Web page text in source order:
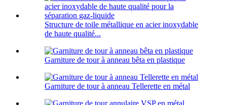
Structure de toile métallique en acier inoxydable
de haute qualité...
Garniture de tour à anneau bêta en plastique
Garniture de tour à anneau Tellerette en métal